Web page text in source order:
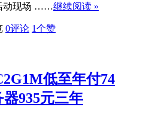
动现场 ……继续阅读 »
0评论 1个赞
低至年付74
935元三年